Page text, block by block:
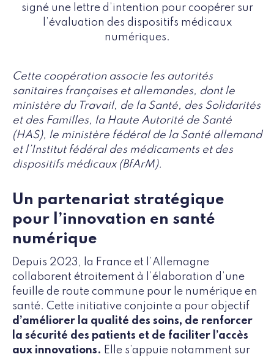
signé une lettre d’intention pour coopérer sur
l’évaluation des dispositifs médicaux
numériques.
Cette coopération associe les autorités
sanitaires françaises et allemandes, dont le
ministère du Travail, de la Santé, des Solidarités
et des Familles, la Haute Autorité de Santé
(HAS), le ministère fédéral de la Santé allemand
et l’Institut fédéral des médicaments et des
dispositifs médicaux (BfArM).
Un partenariat stratégique
pour l’innovation en santé
numérique
Depuis 2023, la France et l’Allemagne
collaborent étroitement à l’élaboration d’une
feuille de route commune pour le numérique en
santé. Cette initiative conjointe a pour objectif
d’améliorer la qualité des soins, de renforcer
la sécurité des patients et de faciliter l’accès
aux innovations. Elle s’appuie notamment sur